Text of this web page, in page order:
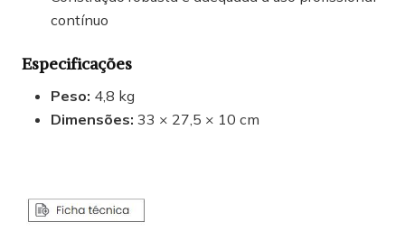
contínuo
Especificações
Peso: 4,8 kg
Dimensões: 33 × 27,5 × 10 cm